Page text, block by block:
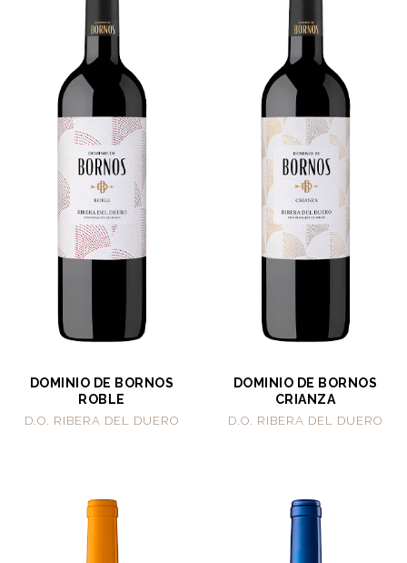
DOMINIO DE BORNOS
ROBLE
D.O. RIBERA DEL DUERO
DOMINIO DE BORNOS
CRIANZA
D.O. RIBERA DEL DUERO